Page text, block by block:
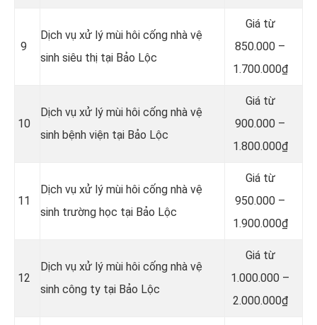
9
Dịch vụ xử lý mùi hôi cống nhà vệ
sinh siêu thị tại Bảo Lộc
Giá từ
850.000 –
1.700.000₫
10
Dịch vụ xử lý mùi hôi cống nhà vệ
sinh bệnh viện tại Bảo Lộc
Giá từ
900.000 –
1.800.000₫
11
Dịch vụ xử lý mùi hôi cống nhà vệ
sinh trường học tại Bảo Lộc
Giá từ
950.000 –
1.900.000₫
12
Dịch vụ xử lý mùi hôi cống nhà vệ
sinh công ty tại Bảo Lộc
Giá từ
1.000.000 –
2.000.000₫